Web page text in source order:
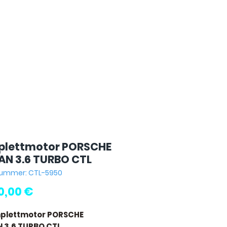
PORSCHE
3.6 TURBO CTL
CTL-5950
€
PORSCHE